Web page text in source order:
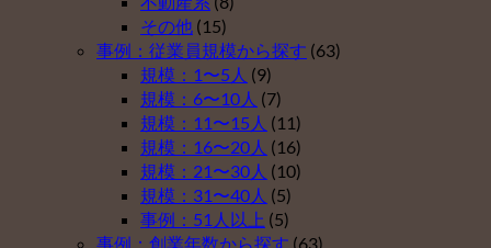
ベ
ス
ト
５
（そ
の
４）
は
な
い
理
由
ベ
ス
ト
５
（そ
の
を
導
入
し
な
い
理
由
ベ
ス
その他 (15)
事例：従業員規模から探す (63)
規模：1〜5人 (9)
規模：6〜10人 (7)
規模：11〜15人 (11)
規模：16〜20人 (16)
規模：21〜30人 (10)
規模：31〜40人 (5)
事例：51人以上 (5)
事例：創業年数から探す (63)